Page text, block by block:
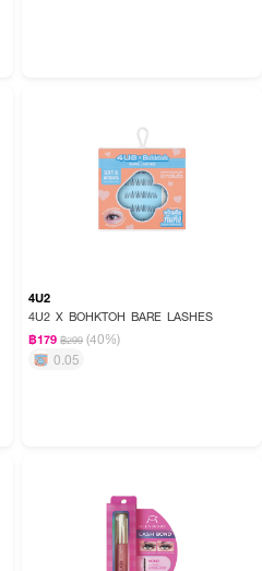
4U2
4U2 X BOHKTOH BARE LASHES
฿179 ฿299 (40%)
0.05